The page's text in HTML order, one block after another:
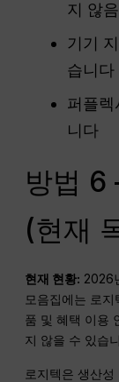
지 않음
기기
습니다
퍼플
니다
방법 6
(현재
현재 현황: 2026
모음집에는 로
품 및 혜택 이용
지 않을 수 있습
로지텍은 생산